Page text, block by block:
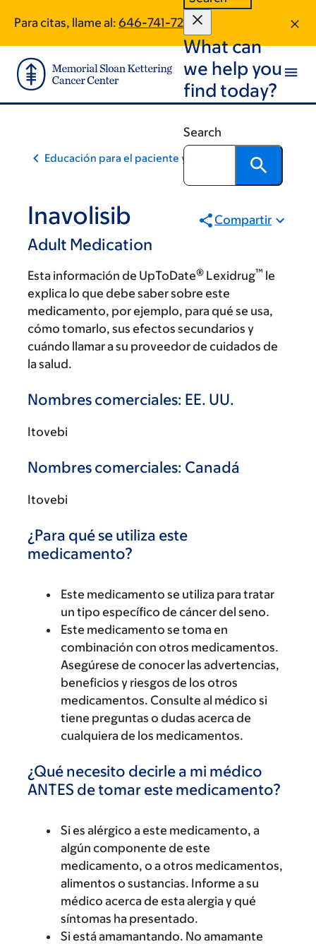
main
content
footer
Para citas, llame al: 646-741-7225
What can
we help you
find today?
Search
Educación para el paciente y la comunidad
Inavolisib
Adult Medication
Compartir
Esta información de UpToDate® Lexidrug™ le
explica lo que debe saber sobre este
medicamento, por ejemplo, para qué se usa,
cómo tomarlo, sus efectos secundarios y
cuándo llamar a su proveedor de cuidados de
la salud.
Nombres comerciales: EE. UU.
Itovebi
Nombres comerciales: Canadá
Itovebi
¿Para qué se utiliza este
medicamento?
Este medicamento se utiliza para tratar
un tipo específico de cáncer del seno.
Este medicamento se toma en
combinación con otros medicamentos.
Asegúrese de conocer las advertencias,
beneficios y riesgos de los otros
medicamentos. Consulte al médico si
tiene preguntas o dudas acerca de
cualquiera de los medicamentos.
¿Qué necesito decirle a mi médico
ANTES de tomar este medicamento?
Si es alérgico a este medicamento, a
algún componente de este
medicamento, o a otros medicamentos,
alimentos o sustancias. Informe a su
médico acerca de esta alergia y qué
síntomas ha presentado.
Si está amamantando. No amamante